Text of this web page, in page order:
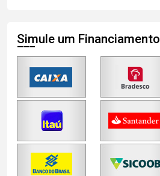
Simule um Financiamento